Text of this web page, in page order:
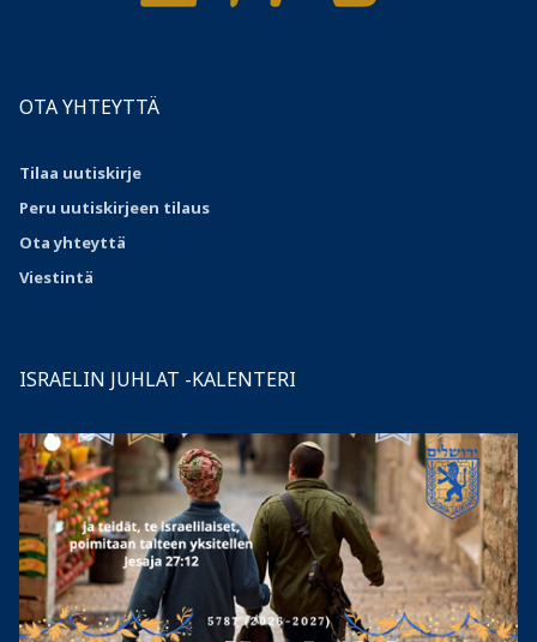
OTA YHTEYTTÄ
Tilaa uutiskirje
Peru uutiskirjeen tilaus
Otayhteyttä
Viestintä
ISRAELIN JUHLAT -KALENTERI